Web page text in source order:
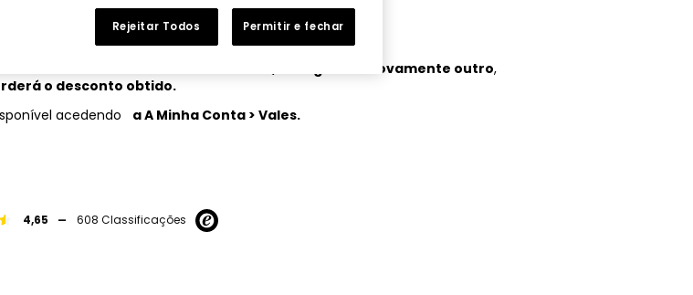
s ou descontos.
para a compra de um cartão de oferta.p>
um vale de oferta com um montante, será gerado novamente outro,
o desconto obtido.
acedendo a A Minha Conta > Vales.
4,65 - 608 Classificações
Rejeitar Todos Permitir e fechar